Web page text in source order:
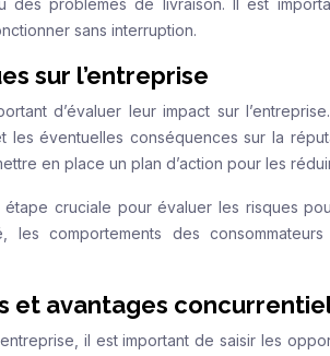
problèmes de livraison. Il est
sans interruption.
sur l’entreprise
d’évaluer leur impact sur
éventuelles conséquences sur la
en place un plan d’action pour les
étape cruciale pour évaluer les risques
les comportements des
avantages
il est important de saisir les